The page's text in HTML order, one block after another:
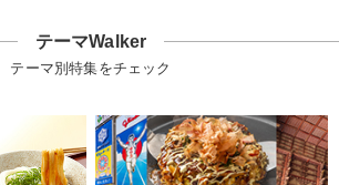
テーマWalker
テーマ別特集をチェック